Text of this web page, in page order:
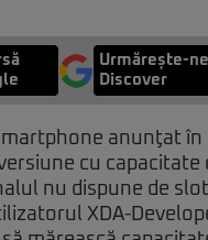
Urmărește-
Discover
anunţat în
cu capacitate
nu dispune de
XDA-